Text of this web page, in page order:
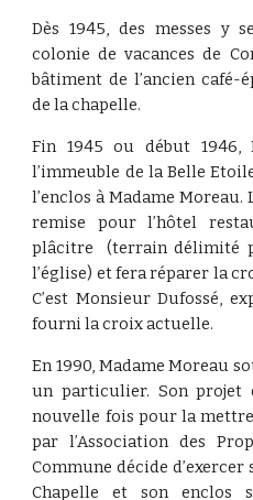
Dès 1945, des messes y
colonie de vacances de
bâtiment de l’ancien café-
de la chapelle.
Fin 1945 ou début 1946,
l’immeuble de la Belle
l’enclos à Madame
remise pour l’hôtel
plâcitre (terrain délimité
l’église) et fera réparer la
C’est Monsieur Dufossé,
fourni la croix actuelle.
En 1990, Madame Moreau
un particulier. Son projet
nouvelle fois pour la
par l’Association des
Commune décide
Chapelle et son enclos